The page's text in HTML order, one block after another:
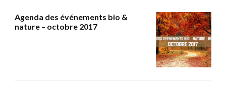
Agenda des événements bio &
nature – octobre 2017